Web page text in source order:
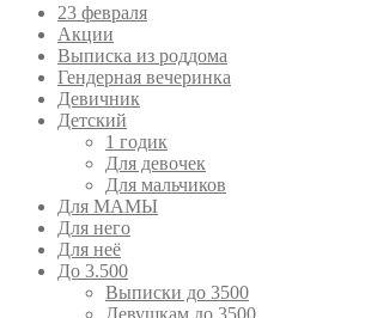
23 февраля
Акции
Выписка из роддома
Гендерная вечеринка
Девичник
Детский
1 годик
Для девочек
Для мальчиков
Для МАМЫ
Для него
Для неё
До 3.500
Выписки до 3500
Девушкам до 3500